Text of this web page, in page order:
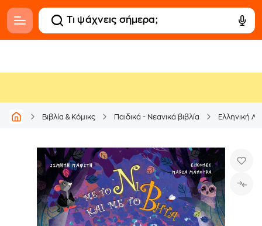
Βιβλία & Κόμικς Παιδικά - Νεανικά βιβλία Ελληνική